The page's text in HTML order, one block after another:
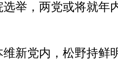
举，两党或将就年
党内，松野持鲜